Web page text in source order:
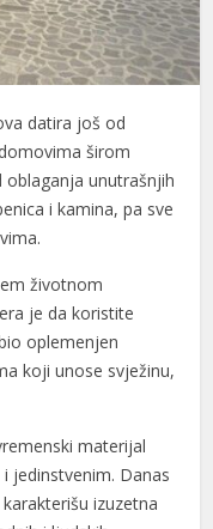
datira još od
širom
unutrašnjih
i kamina, pa sve
životnom
je da koristite
oplemenjen
koji unose svježinu,
materijal
jedinstvenim. Danas
izuzetna